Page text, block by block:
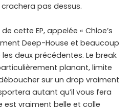
pas dessus.
cette EP, appelée « Chloe’s
Deep-House et beaucoup
deux précédentes. Le break
planant, limite
sur un drop vraiment
autant qu’il vous fera
est vraiment belle et colle